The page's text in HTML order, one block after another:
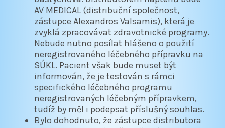
AV MEDICAL (distribuční společnost,
zástupce Alexandros Valsamis), která je
zvyklá zpracovávat zdravotnické programy.
Nebude nutno posílat hlášeno o použití
neregistrovaného léčebného přípravku na
SÚKL. Pacient však bude muset být
informován, že je testován s rámci
specifického léčebného programu
neregistrovaných léčebným přípravkem,
tudíž by měl i podepsat příslušný souhlas.
Bylo dohodnuto, že zástupce distributora